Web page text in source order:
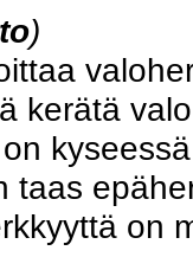
)
kerätä
taas
on